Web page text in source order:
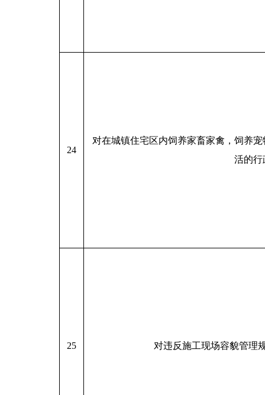
24
对在城镇住宅区内饲养家畜家禽，饲养
活的行
25 对违反施工现场容貌管理